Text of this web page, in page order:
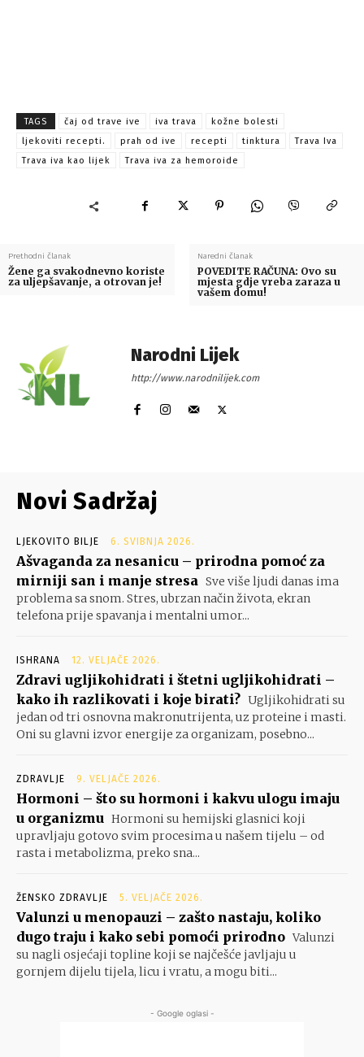
TAGS čaj od trave ive iva trava
kožne bolesti
ljekoviti recepti.
prah od ive recepti tinktura
Trava Iva
Trava iva kao lijek
Trava iva za hemoroide
Prethodni članak
Žene ga svakodnevno koriste
za uljepšavanje, a otrovan je!
Naredni članak
POVEDITE RAČUNA: Ovo su
mjesta gdje vreba zaraza u
vašem domu!
Narodni Lijek
http://www.narodnilijek.com
Novi Sadržaj
LJEKOVITO BILJE 6. SVIBNJA 2026.
Ašvaganda za nesanicu – prirodna pomoć za
mirniji san i manje stresa Sve više ljudi danas ima
problema sa snom. Stres, ubrzan način života, ekran
telefona prije spavanja i mentalni umor...
ISHRANA 12. VELJAČE 2026.
Zdravi ugljikohidrati i štetni ugljikohidrati –
kako ih razlikovati i koje birati? Ugljikohidrati su
jedan od tri osnovna makronutrijenta, uz proteine i masti.
Oni su glavni izvor energije za organizam, posebno...
ZDRAVLJE 9. VELJAČE 2026.
Hormoni – što su hormoni i kakvu ulogu imaju
u organizmu Hormoni su hemijski glasnici koji
upravljaju gotovo svim procesima u našem tijelu – od
rasta i metabolizma, preko sna...
ŽENSKO ZDRAVLJE 5. VELJAČE 2026.
Valunzi u menopauzi – zašto nastaju, koliko
dugo traju i kako sebi pomoći prirodno Valunzi
su nagli osjećaji topline koji se najčešće javljaju u
gornjem dijelu tijela, licu i vratu, a mogu biti...
- Google oglasi -